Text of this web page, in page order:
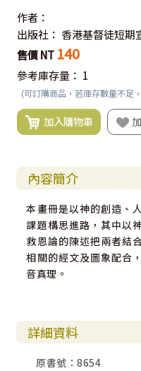
作者：
出版社： 香港基督徒短期
售價 NT 140
參考庫存量： 1
(可訂購商品，若庫存數量不足
加入購物車
內容簡介
本畫冊是以神的創造、
課題構思進路，其中以
救恩論的陳述把兩者結
相關的經文及圖象配合
音真理。
詳細資料
原書號：8654